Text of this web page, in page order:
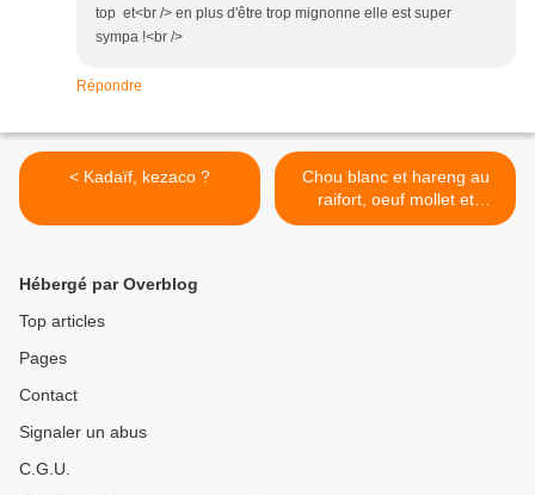
top et<br /> en plus d'être trop mignonne elle est super
sympa !<br />
Répondre
< Kadaïf, kezaco ?
Chou blanc et hareng au
raifort, oeuf mollet et
feuilles de cresson >
Hébergé par Overblog
Top articles
Pages
Contact
Signaler un abus
C.G.U.